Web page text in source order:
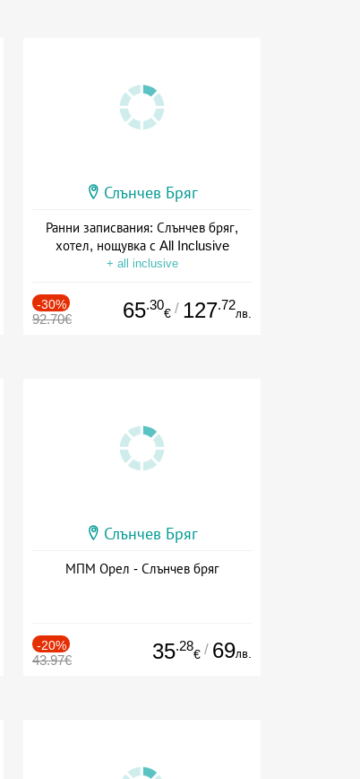
Слънчев Бряг
Ранни записвания: Слънчев бряг,
хотел, нощувка с All Inclusive
+ all inclusive
-30%
92.70€ 65.30
€ / 127.72
лв.
Слънчев Бряг
МПМ Орел - Слънчев бряг
-20%
43.97€ 35.28
€ / 69лв.